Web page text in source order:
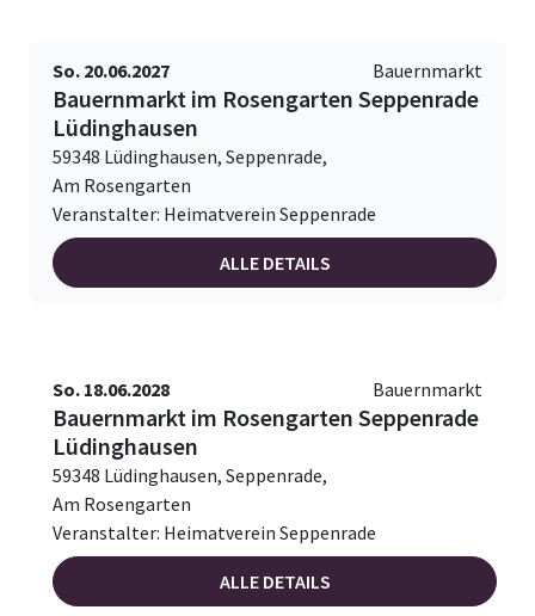
So. 20.06.2027 Bauernmarkt
Bauernmarkt im Rosengarten Seppenrade
Lüdinghausen
59348 Lüdinghausen, Seppenrade,
Am Rosengarten
Veranstalter: Heimatverein Seppenrade
ALLE DETAILS
So. 18.06.2028 Bauernmarkt
Bauernmarkt im Rosengarten Seppenrade
Lüdinghausen
59348 Lüdinghausen, Seppenrade,
Am Rosengarten
Veranstalter: Heimatverein Seppenrade
ALLE DETAILS